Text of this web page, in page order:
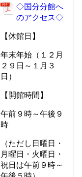
◇国分分館へ
のアクセス◇
【休館日】
年末年始（１２月
２９日～１月３
日）
【開館時間】
午前９時～午後９
時
（ただし日曜日・
月曜日・火曜日・
祝日 は午前９時～